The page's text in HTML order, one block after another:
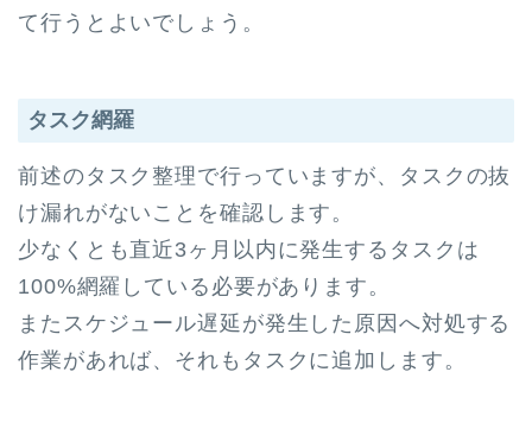
て行うとよいでしょう。
タスク網羅
前述のタスク整理で行っていますが、タスクの抜
け漏れがないことを確認します。
少なくとも直近3ヶ月以内に発生するタスクは
100%網羅している必要があります。
またスケジュール遅延が発生した原因へ対処する
作業があれば、それもタスクに追加します。